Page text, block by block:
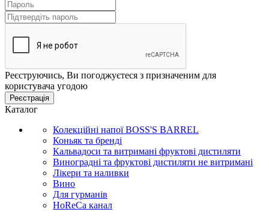
Реєструючись, Ви погоджуєтеся з призначеним для
користувача угодою
Реєстрація
Каталог
Колекційні напої BOSS'S BARREL
Коньяк та бренді
Кальвадоси та витримані фруктові дистиляти
Виноградні та фруктові дистиляти не витримані
Лікери та наливки
Вино
Для гурманів
HoReCa канал